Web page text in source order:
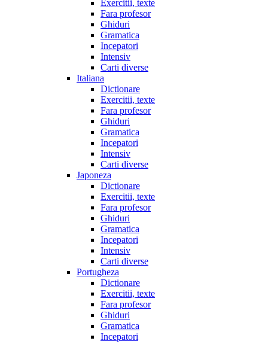
Exercitii, texte
Fara profesor
Ghiduri
Gramatica
Incepatori
Intensiv
Carti diverse
Italiana
Dictionare
Exercitii, texte
Fara profesor
Ghiduri
Gramatica
Incepatori
Intensiv
Carti diverse
Japoneza
Dictionare
Exercitii, texte
Fara profesor
Ghiduri
Gramatica
Incepatori
Intensiv
Carti diverse
Portugheza
Dictionare
Exercitii, texte
Fara profesor
Ghiduri
Gramatica
Incepatori